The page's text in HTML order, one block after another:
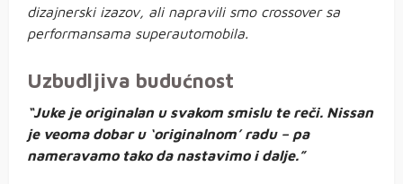
dizajnerski izazov, ali napravili smo crossover sa
performansama superautomobila.
Uzbudljiva budućnost
“Juke je originalan u svakom smislu te reči. Nissan
je veoma dobar u ‘originalnom’ radu – pa
nameravamo tako da nastavimo i dalje.”